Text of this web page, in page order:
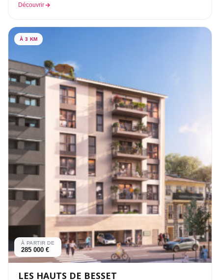
Découvrir
À 3 KM
À PARTIR DE
285 000 €
LES HAUTS DE BESSET